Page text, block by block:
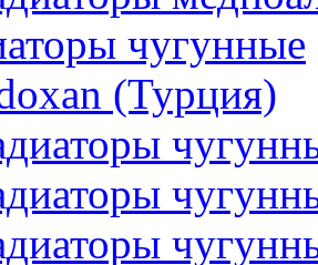
чугунные
(Турция)